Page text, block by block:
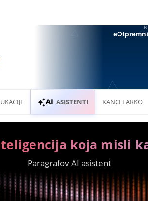
ASISTENTI KANCELARKO
koja misli
Paragrafov AI asistent